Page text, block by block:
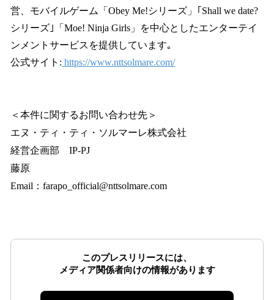
営、モバイルゲーム「Obey Me!シリーズ」｢Shall we date?
シリーズ｣「Moe! Ninja Girls」を中心としたエンターテイ
ンメントサービスを提供しています｡
公式サイト: https://www.nttsolmare.com/
＜本件に関するお問い合わせ先＞
エヌ・ティ・ティ・ソルマーレ株式会社
経営企画部 IP-PJ
藤原
Email：farapo_official@nttsolmare.com
このプレスリリースには、
メディア関係者向けの情報があります